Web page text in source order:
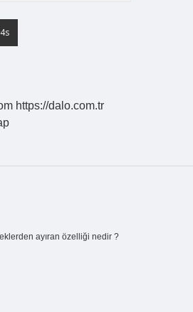
https://dalo.com.tr
ayıran özelliği nedir ?